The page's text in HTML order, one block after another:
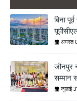
बिना
अगस्त
जौनपुर
सम्मान
जुलाई